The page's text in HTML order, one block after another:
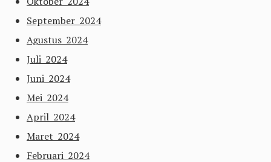
September 2024
Agustus 2024
Juli 2024
Juni 2024
Mei 2024
April 2024
Maret 2024
Februari 2024